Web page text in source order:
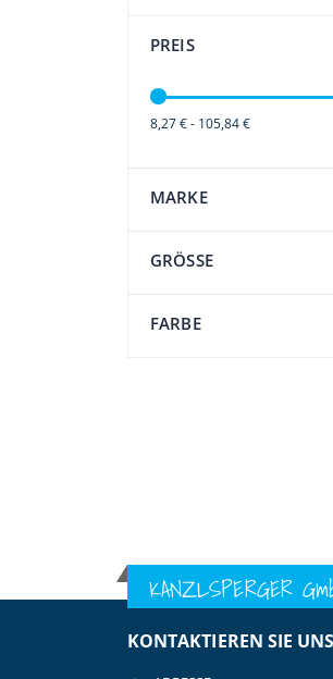
PREIS
8,27 € - 105,84 €
MARKE
GRÖSSE
FARBE
KANZLSPERGER
KONTAKTIEREN SIE UNS